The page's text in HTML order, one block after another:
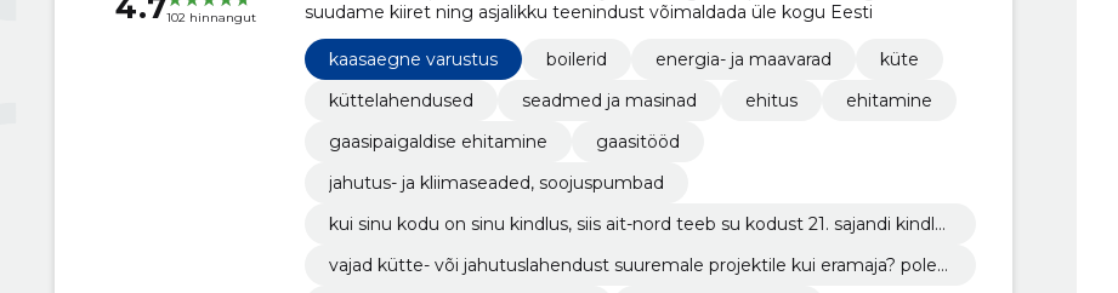
102 hinnangut
suudame kiiret ning asjalikku teenindust võimaldada üle kogu Eesti
kaasaegne varustus boilerid energia- ja maavarad
küte
küttelahendused
seadmed ja masinad ehitus
ehitamine
gaasipaigaldise ehitamine
gaasitööd
jahutus- ja kliimaseaded, soojuspumbad
kui sinu kodu on sinu kindlus, siis ait-nord teeb su kodust 21. sajandi kindlu
oojuspumbad, õhk-vesi soojuspumbad).
vajad kütte- või jahutuslahendust suuremale projektile kui eramaja? pole